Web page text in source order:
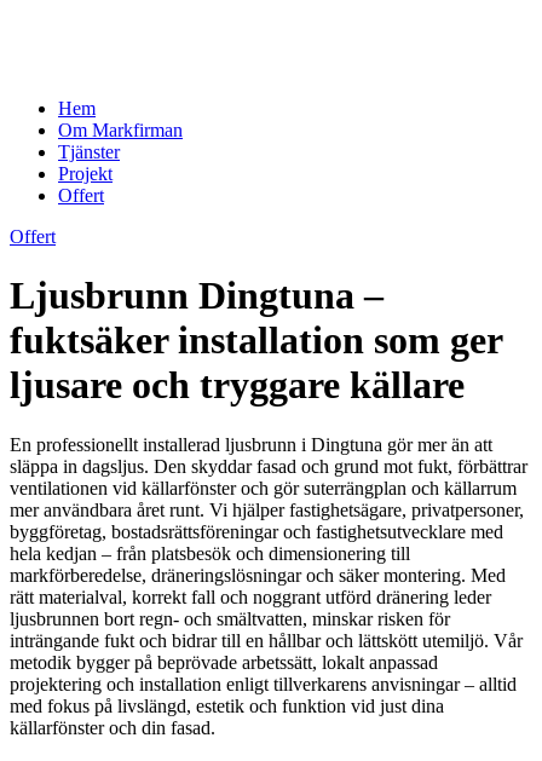
Hem
Om Markfirman
Tjänster
Projekt
Offert
Offert
Ljusbrunn Dingtuna –
fuktsäker installation som ger
ljusare och tryggare källare
En professionellt installerad ljusbrunn i Dingtuna gör mer än att
släppa in dagsljus. Den skyddar fasad och grund mot fukt, förbättrar
ventilationen vid källarfönster och gör suterrängplan och källarrum
mer användbara året runt. Vi hjälper fastighetsägare, privatpersoner,
byggföretag, bostadsrättsföreningar och fastighetsutvecklare med
hela kedjan – från platsbesök och dimensionering till
markförberedelse, dräneringslösningar och säker montering. Med
rätt materialval, korrekt fall och noggrant utförd dränering leder
ljusbrunnen bort regn- och smältvatten, minskar risken för
inträngande fukt och bidrar till en hållbar och lättskött utemiljö. Vår
metodik bygger på beprövade arbetssätt, lokalt anpassad
projektering och installation enligt tillverkarens anvisningar – alltid
med fokus på livslängd, estetik och funktion vid just dina
källarfönster och din fasad.